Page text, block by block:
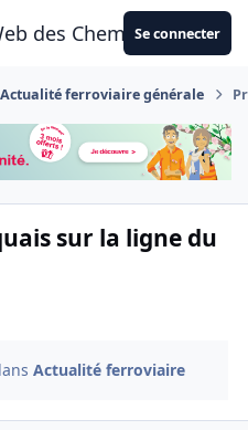
des CheminotsSe connecter
Actualité ferroviaire générale
sur la ligne du
Actualité ferroviaire